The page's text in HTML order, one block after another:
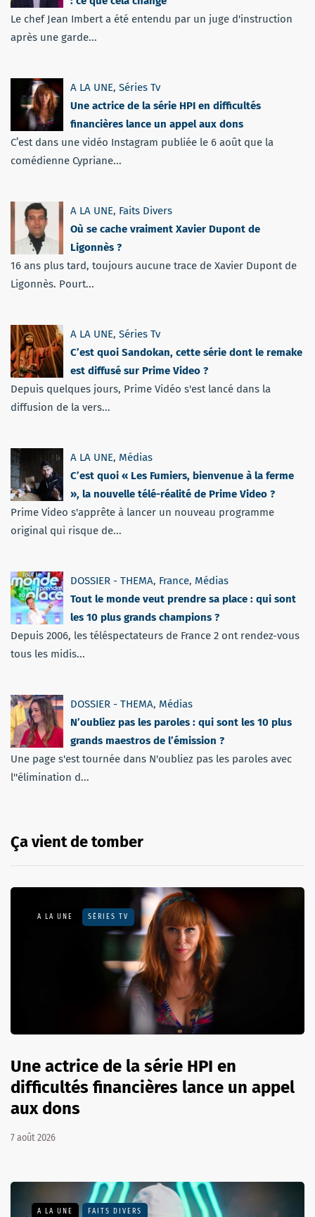
Le chef Jean Imbert a été entendu par un juge d'instruction
après une garde...
A LA UNE, Séries Tv
Une actrice de la série HPI en difficultés
financières lance un appel aux dons
C’est dans une vidéo Instagram publiée le 6 août que la
comédienne Cypriane...
A LA UNE, Faits Divers
Où se cache vraiment Xavier Dupont de
Ligonnès ?
16 ans plus tard, toujours aucune trace de Xavier Dupont de
Ligonnès. Pourt...
A LA UNE, Séries Tv
C’est quoi Sandokan, cette série dont le remake
est diffusé sur Prime Video ?
Depuis quelques jours, Prime Vidéo s'est lancé dans la
diffusion de la vers...
A LA UNE, Médias
C’est quoi « Les Fumiers, bienvenue à la ferme
», la nouvelle télé-réalité de Prime Video ?
Prime Video s'apprête à lancer un nouveau programme
original qui risque de...
DOSSIER - THEMA, France, Médias
Tout le monde veut prendre sa place : qui sont
les 10 plus grands champions ?
Depuis 2006, les téléspectateurs de France 2 ont rendez-vous
tous les midis...
DOSSIER - THEMA, Médias
N’oubliez pas les paroles : qui sont les 10 plus
grands maestros de l’émission ?
Une page s'est tournée dans N'oubliez pas les paroles avec
l''élimination d...
Ça vient de tomber
A LA UNE SÉRIES TV
Une actrice de la série HPI en
difficultés financières lance un appel
aux dons
7 août 2026
A LA UNE FAITS DIVERS